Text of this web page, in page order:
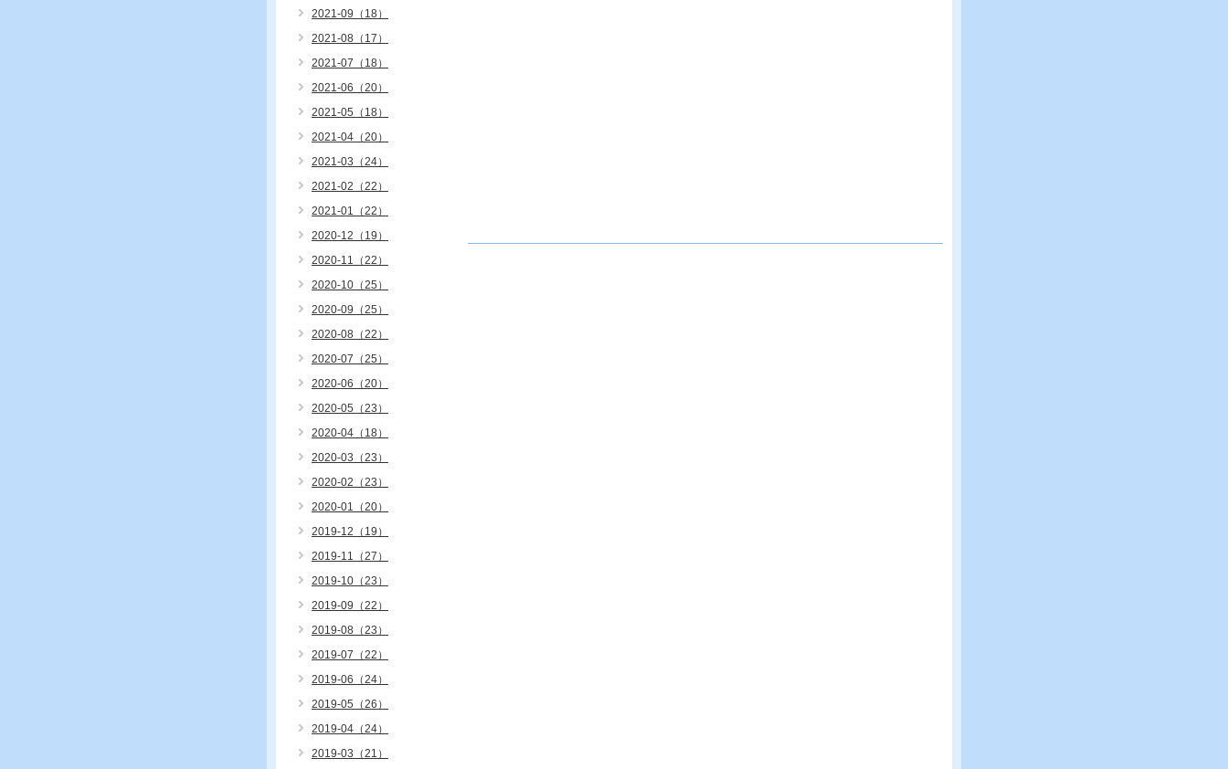
2021-09（18）
2021-08（17）
2021-07（18）
2021-06（20）
2021-05（18）
2021-04（20）
2021-03（24）
2021-02（22）
2021-01（22）
2020-12（19）
2020-11（22）
2020-10（25）
2020-09（25）
2020-08（22）
2020-07（25）
2020-06（20）
2020-05（23）
2020-04（18）
2020-03（23）
2020-02（23）
2020-01（20）
2019-12（19）
2019-11（27）
2019-10（23）
2019-09（22）
2019-08（23）
2019-07（22）
2019-06（24）
2019-05（26）
2019-04（24）
2019-03（21）